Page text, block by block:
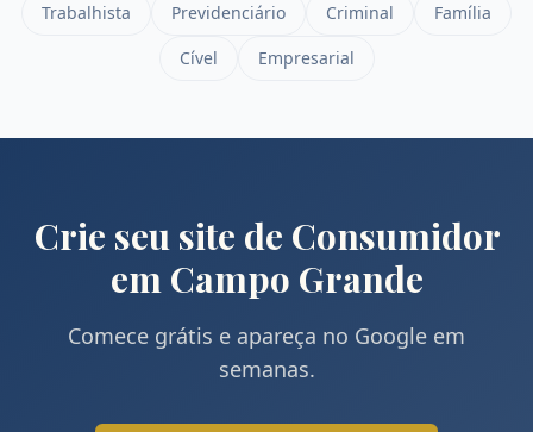
Trabalhista Previdenciário Criminal
Família
Cível
Empresarial
Crie seu site de Consumidor
em Campo Grande
Comece grátis e apareça no Google em
semanas.